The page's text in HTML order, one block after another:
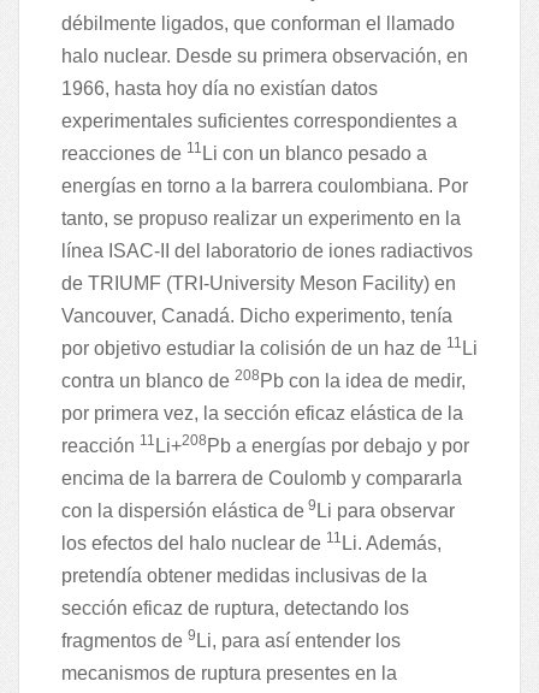
débilmente ligados, que conforman el llamado
halo nuclear. Desde su primera observación, en
1966, hasta hoy día no existían datos
experimentales suficientes correspondientes a
reacciones de 11 Li con un blanco pesado a
energías en torno a la barrera coulombiana. Por
tanto, se propuso realizar un experimento en la
línea ISAC-II del laboratorio de iones radiactivos
de TRIUMF (TRI-University Meson Facility) en
Vancouver, Canadá. Dicho experimento, tenía
por objetivo estudiar la colisión de un haz de 11 Li
contra un blanco de 208 Pb con la idea de medir,
por primera vez, la sección eficaz elástica de la
reacción 11 Li+208 Pb a energías por debajo y por
encima de la barrera de Coulomb y compararla
con la dispersión elástica de 9 Li para observar
los efectos del halo nuclear de 11 Li. Además,
pretendía obtener medidas inclusivas de la
sección eficaz de ruptura, detectando los
fragmentos de 9 Li, para así entender los
mecanismos de ruptura presentes en la